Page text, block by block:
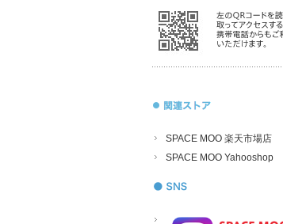
SPACE MOO 楽天市場店
SPACE MOO Yahooshop